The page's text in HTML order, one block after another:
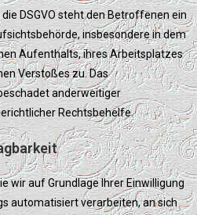
DSGVO steht den Betroffenen ein
insbesondere in dem
Aufenthalts, ihres Arbeitsplatzes
Verstoßes zu. Das
anderweitiger
Rechtsbehelfe.
wir auf Grundlage Ihrer Einwilligung
automatisiert verarbeiten, an sich